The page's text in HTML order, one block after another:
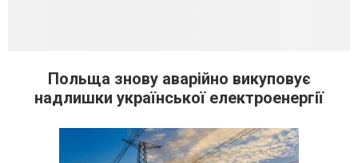
Польща знову аварійно викуповує
надлишки української електроенергії